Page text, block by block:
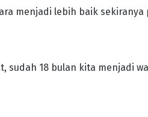
menjadi lebih baik
sudah 18 bulan kita menjadi